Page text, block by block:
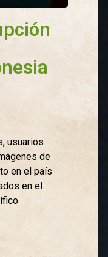
usuarios
de
en el país
en el